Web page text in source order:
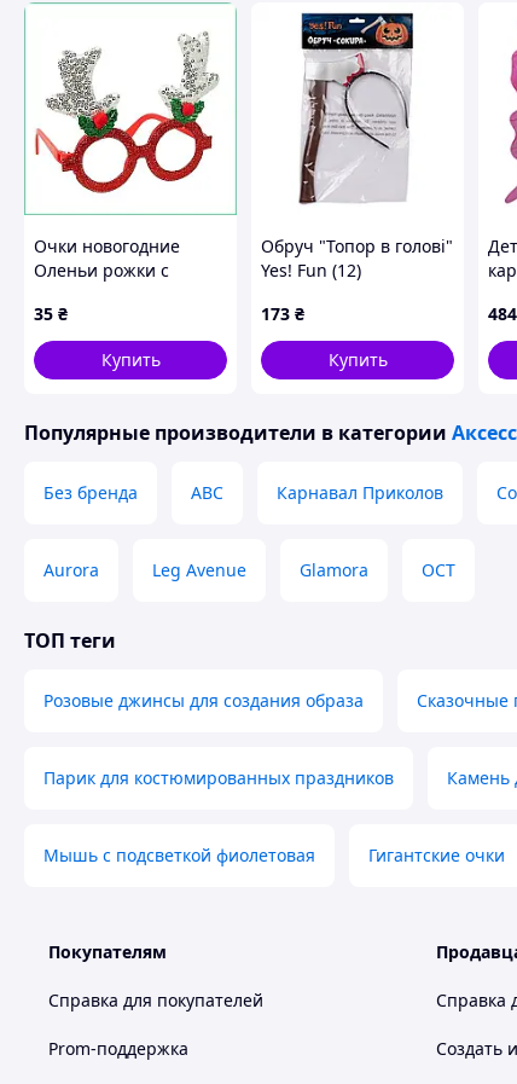
• После праздника шляпу можно использовать для
Похожие товары по характеристикам
Очки новогодние
Оленьи рожки с
карнавальный
аксессуар для
фотосессии взрослых
35 ₴
Купить
Обруч "Топор в голові"
Yes! Fun (12)
173 ₴
Купить
484
Популярные производители в категории
Без бренда ABC Карнавал Приколов
Aurora Leg Avenue Glamora ОСТ
ТОП теги
Розовые джинсы для создания образа Сказочные
Парик для костюмированных праздников Камень
Мышь с подсветкой фиолетовая Гигантские очки
Покупателям
Справка для покупателей
Prom-поддержка
Справка
Создать